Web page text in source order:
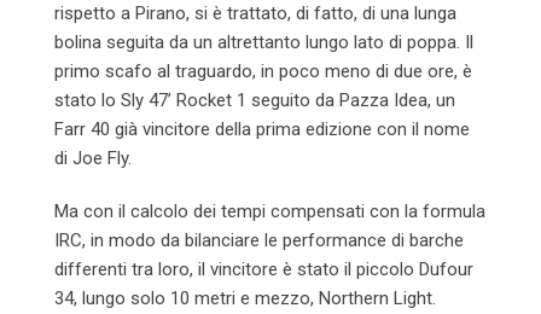
rispetto a Pirano, si è trattato, di fatto, di una lunga
bolina seguita da un altrettanto lungo lato di poppa. Il
primo scafo al traguardo, in poco meno di due ore, è
stato lo Sly 47’ Rocket 1 seguito da Pazza Idea, un
Farr 40 già vincitore della prima edizione con il nome
di Joe Fly.
Ma con il calcolo dei tempi compensati con la formula
IRC, in modo da bilanciare le performance di barche
differenti tra loro, il vincitore è stato il piccolo Dufour
34, lungo solo 10 metri e mezzo, Northern Light.